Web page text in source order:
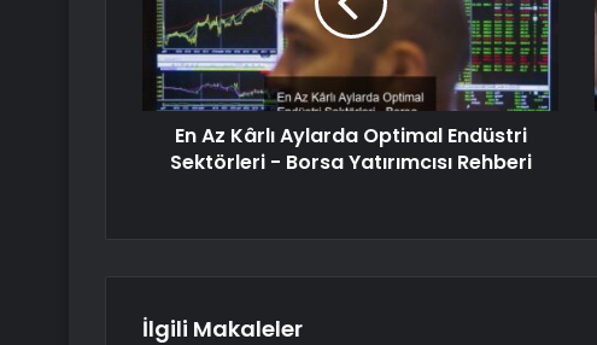
En Az Kârlı Aylarda Optimal Endüstri
Sektörleri - Borsa Yatırımcısı Rehberi
İlgili Makaleler